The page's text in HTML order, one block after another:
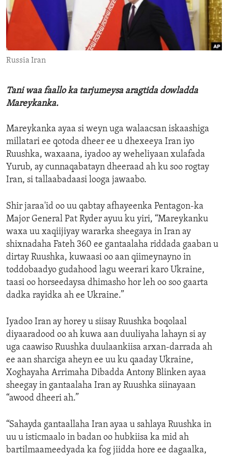
ENVIRONMENT AND HEALTH
IDEALS AND INSTITUTIONS
Russia Iran
Tani waa faallo ka tarjumeysa aragtida dowladda
Mareykanka.
Mareykanka ayaa si weyn uga walaacsan iskaashiga
millatari ee qotoda dheer ee u dhexeeya Iran iyo
Ruushka, waxaana, iyadoo ay weheliyaan xulafada
Yurub, ay cunnaqabatayn dheeraad ah ku soo rogtay
Iran, si tallaabadaasi looga jawaabo.
Shir jaraa'id oo uu qabtay afhayeenka Pentagon-ka
Major General Pat Ryder ayuu ku yiri, “Mareykanku
waxa uu xaqiijiyay wararka sheegaya in Iran ay
shixnadaha Fateh 360 ee gantaalaha riddada gaaban u
dirtay Ruushka, kuwaasi oo aan qiimeynayno in
toddobaadyo gudahood lagu weerari karo Ukraine,
taasi oo horseedaysa dhimasho hor leh oo soo gaarta
dadka rayidka ah ee Ukraine.”
Iyadoo Iran ay horey u siisay Ruushka boqolaal
diyaaradood oo ah kuwa aan duuliyaha lahayn si ay
uga caawiso Ruushka duulaankiisa arxan-darrada ah
ee aan sharciga aheyn ee uu ku qaaday Ukraine,
Xoghayaha Arrimaha Dibadda Antony Blinken ayaa
sheegay in gantaalaha Iran ay Ruushka siinayaan
“awood dheeri ah.”
“Sahayda gantaallaha Iran ayaa u sahlaya Ruushka in
uu u isticmaalo in badan oo hubkiisa ka mid ah
bartilmaameedyada ka fog jiidda hore ee dagaalka,